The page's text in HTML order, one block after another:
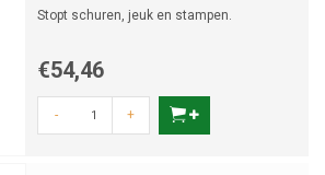
Stopt schuren, jeuk en stampen.
€54,46
- +